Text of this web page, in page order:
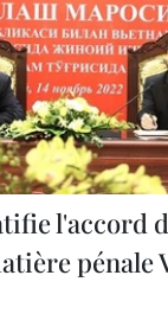
l'accord
pénale